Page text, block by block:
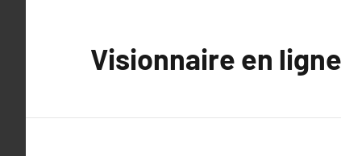
Visionnaire en ligne